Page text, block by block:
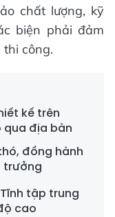
chất lượng, kỹ
biện phải đảm
công.
kế trên
địa bàn
đồng hành
trưởng
tập trung
cao